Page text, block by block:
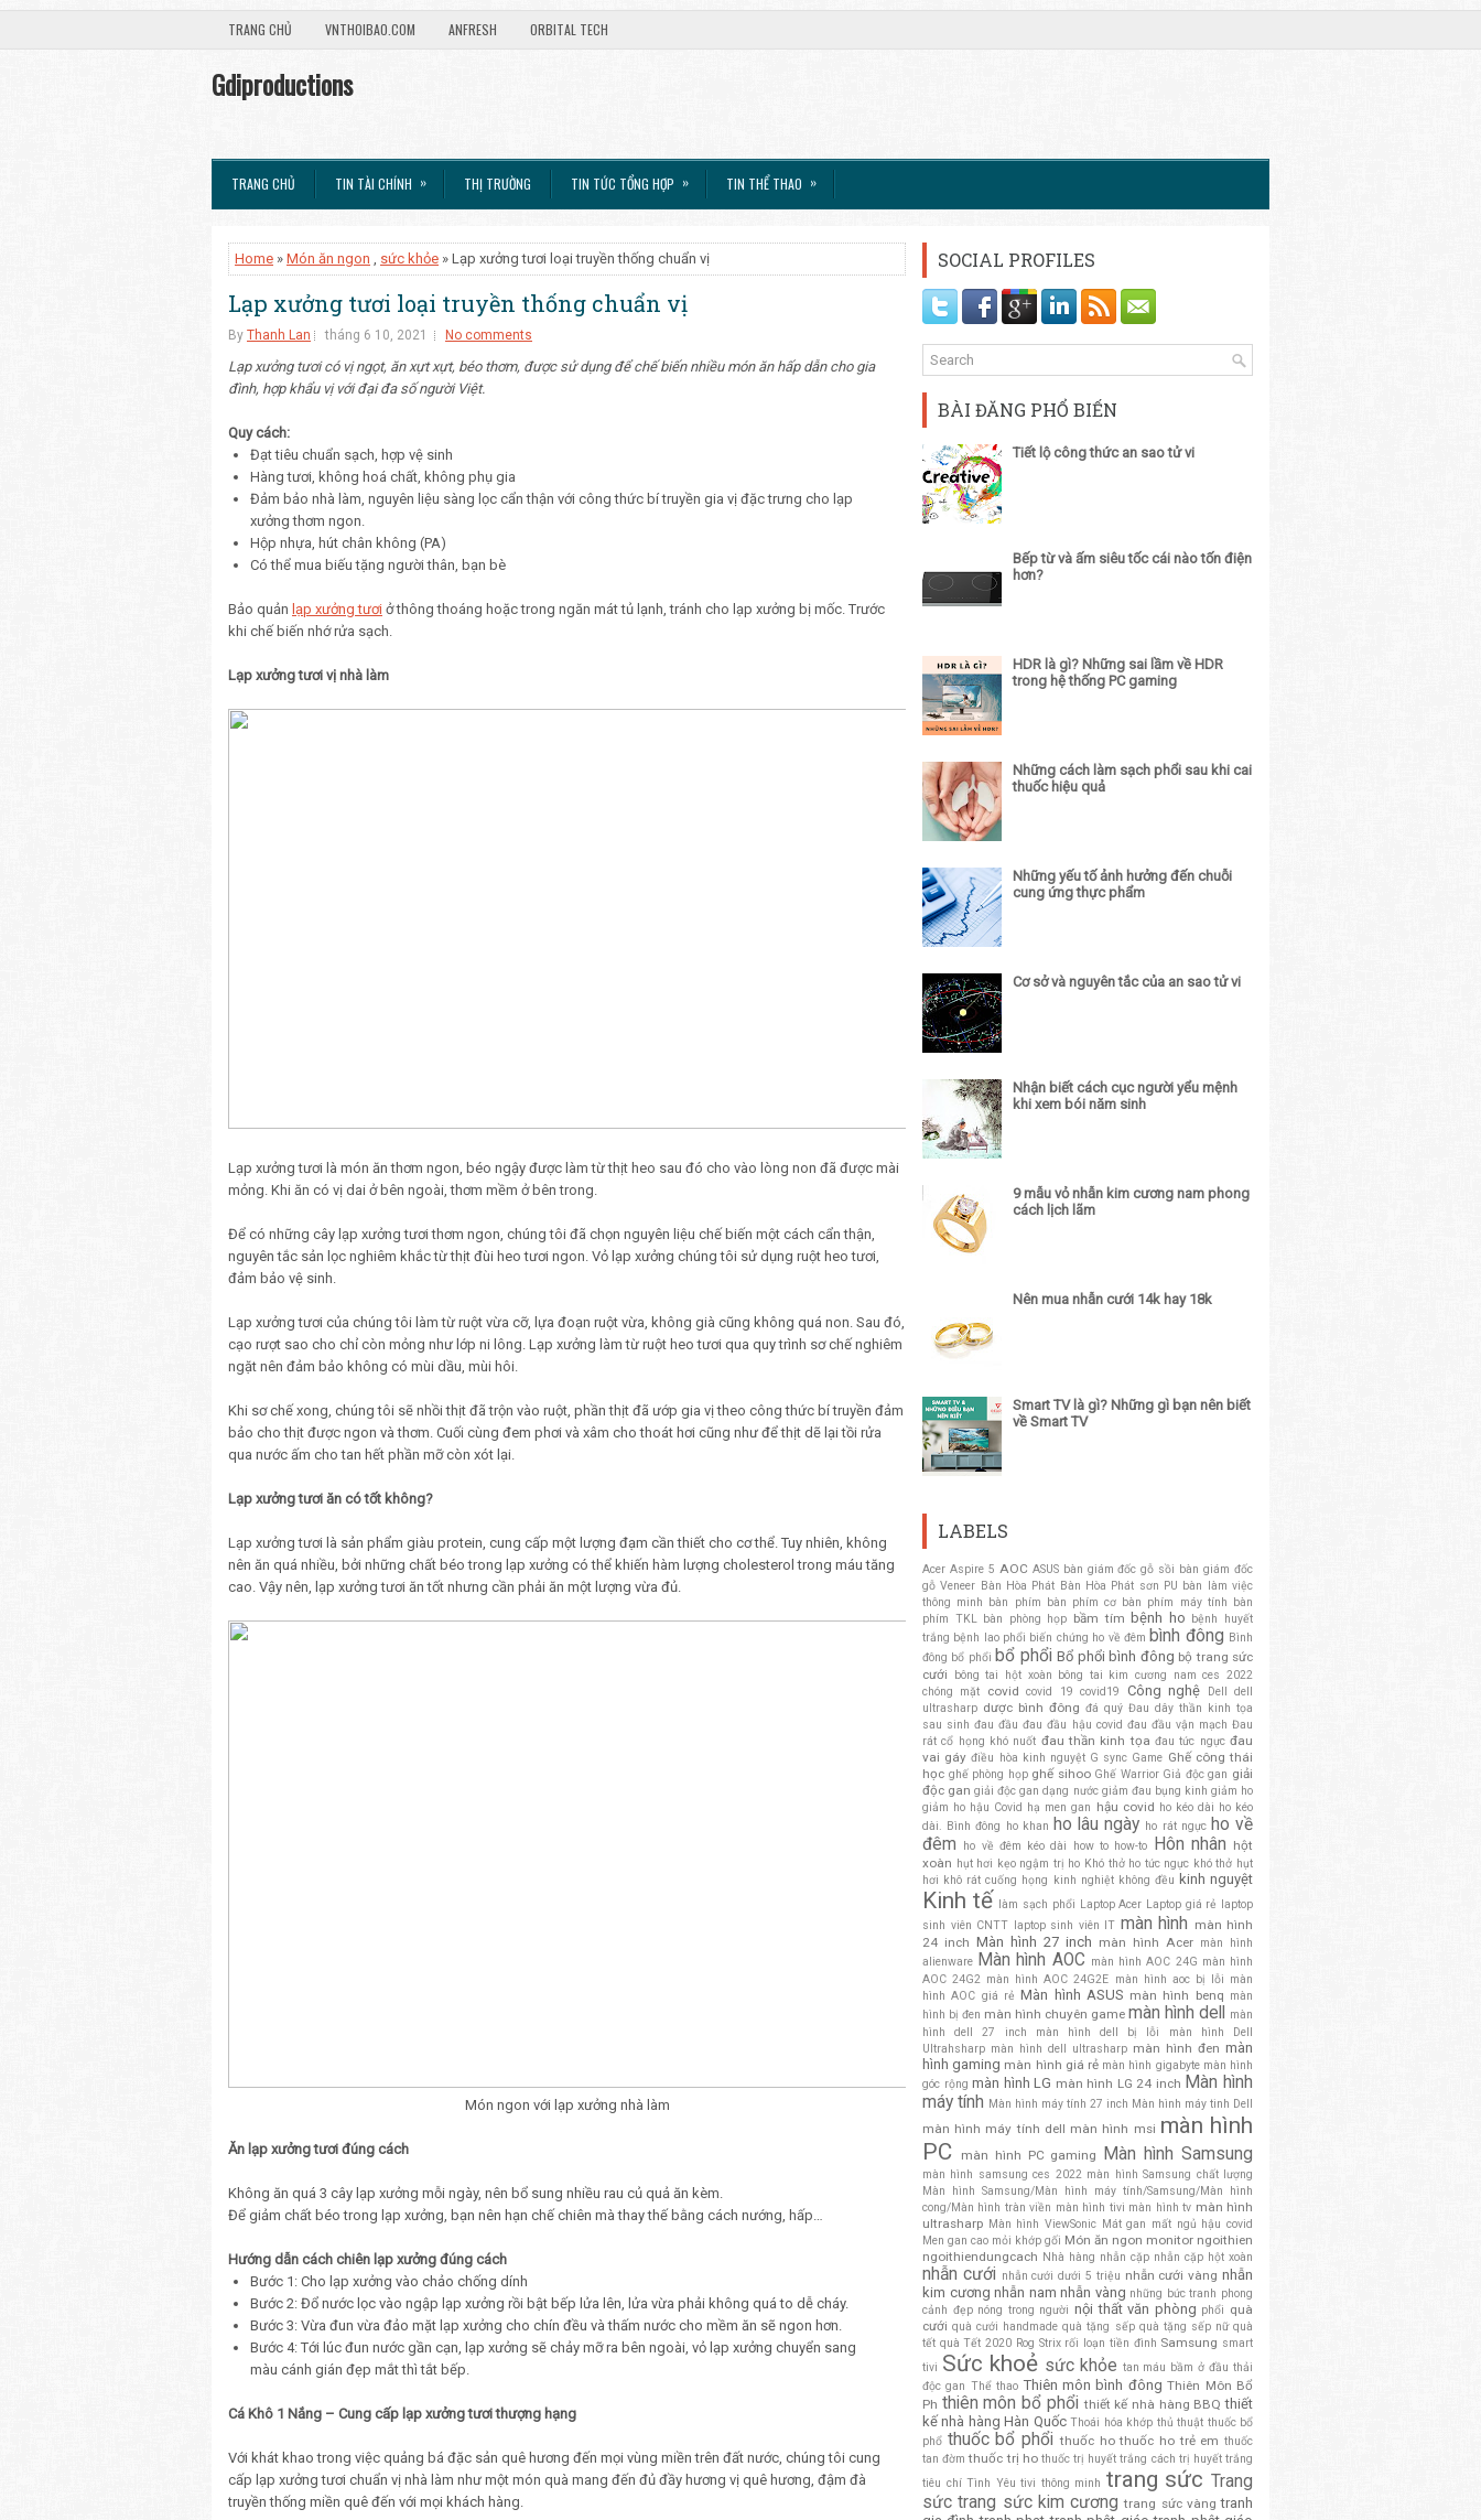
TRANG CHỦ VNTHOIBAO.COM ANFRESH ORBITAL TECH
Gdiproductions
TRANG CHỦ TIN TÀI CHÍNH » THỊ TRƯỜNG TIN TỨC TỔNG HỢP » TIN THỂ THAO »
Home » Món ăn ngon , sức khỏe » Lạp xưởng tươi loại truyền thống chuẩn vị
Lạp xưởng tươi loại truyền thống chuẩn vị
By Thanh Lan tháng 6 10, 2021 No comments
Lạp xưởng tươi có vị ngọt, ăn xựt xựt, béo thơm, được sử dụng để chế biến nhiều món ăn hấp dẫn cho gia
đình, hợp khẩu vị với đại đa số người Việt.
Quy cách:
Đạt tiêu chuẩn sạch, hợp vệ sinh
Hàng tươi, không hoá chất, không phụ gia
Đảm bảo nhà làm, nguyên liệu sàng lọc cẩn thận với công thức bí truyền gia vị đặc trưng cho lạp
xưởng thơm ngon.
Hộp nhựa, hút chân không (PA)
Có thể mua biếu tặng người thân, bạn bè
Bảo quản lạp xưởng tươi ở thông thoáng hoặc trong ngăn mát tủ lạnh, tránh cho lạp xưởng bị mốc. Trước
khi chế biến nhớ rửa sạch.
Lạp xưởng tươi vị nhà làm
Lạp xưởng tươi là món ăn thơm ngon, béo ngậy được làm từ thịt heo sau đó cho vào lòng non đã được mài
mỏng. Khi ăn có vị dai ở bên ngoài, thơm mềm ở bên trong.
Để có những cây lạp xưởng tươi thơm ngon, chúng tôi đã chọn nguyên liệu chế biến một cách cẩn thận,
nguyên tắc sản lọc nghiêm khắc từ thịt đùi heo tươi ngon. Vỏ lạp xưởng chúng tôi sử dụng ruột heo tươi,
đảm bảo vệ sinh.
Lạp xưởng tươi của chúng tôi làm từ ruột vừa cỡ, lựa đoạn ruột vừa, không già cũng không quá non. Sau đó,
cạo rượt sao cho chỉ còn mỏng như lớp ni lông. Lạp xưởng làm từ ruột heo tươi qua quy trình sơ chế nghiêm
ngặt nên đảm bảo không có mùi dầu, mùi hôi.
Khi sơ chế xong, chúng tôi sẽ nhồi thịt đã trộn vào ruột, phần thịt đã ướp gia vị theo công thức bí truyền đảm
bảo cho thịt được ngon và thơm. Cuối cùng đem phơi và xâm cho thoát hơi cũng như để thịt dẽ lại tồi rửa
qua nước ấm cho tan hết phần mỡ còn xót lại.
Lạp xưởng tươi ăn có tốt không?
Lạp xưởng tươi là sản phẩm giàu protein, cung cấp một lượng đạm cần thiết cho cơ thể. Tuy nhiên, không
nên ăn quá nhiều, bởi những chất béo trong lạp xưởng có thể khiến hàm lượng cholesterol trong máu tăng
cao. Vậy nên, lạp xưởng tươi ăn tốt nhưng cần phải ăn một lượng vừa đủ.
Món ngon với lạp xưởng nhà làm
Ăn lạp xưởng tươi đúng cách
Không ăn quá 3 cây lạp xưởng mỗi ngày, nên bổ sung nhiều rau củ quả ăn kèm.
Để giảm chất béo trong lạp xưởng, bạn nên hạn chế chiên mà thay thế bằng cách nướng, hấp…
Hướng dẫn cách chiên lạp xưởng đúng cách
Bước 1: Cho lạp xưởng vào chảo chống dính
Bước 2: Đổ nước lọc vào ngập lạp xưởng rồi bật bếp lửa lên, lửa vừa phải không quá to dễ cháy.
Bước 3: Vừa đun vừa đảo mặt lạp xưởng cho chín đều và thấm nước cho mềm ăn sẽ ngon hơn.
Bước 4: Tới lúc đun nước gần cạn, lạp xưởng sẽ chảy mỡ ra bên ngoài, vỏ lạp xưởng chuyển sang
màu cánh gián đẹp mắt thì tắt bếp.
Cá Khô 1 Nắng – Cung cấp lạp xưởng tươi thượng hạng
Với khát khao trong việc quảng bá đặc sản quê hương đến mọi vùng miền trên đất nước, chúng tôi cung
cấp lạp xưởng tươi chuẩn vị nhà làm như một món quà mang đến đủ đầy hương vị quê hương, đậm đà
truyền thống miền quê đến với mọi khách hàng.
SOCIAL PROFILES
BÀI ĐĂNG PHỔ BIẾN
Tiết lộ công thức an sao tử vi
Bếp từ và ấm siêu tốc cái nào tốn điện
hơn?
HDR là gì? Những sai lầm về HDR
trong hệ thống PC gaming
Những cách làm sạch phổi sau khi cai
thuốc hiệu quả
Những yếu tố ảnh hưởng đến chuỗi
cung ứng thực phẩm
Cơ sở và nguyên tắc của an sao tử vi
Nhận biết cách cục người yểu mệnh
khi xem bói năm sinh
9 mẫu vỏ nhẫn kim cương nam phong
cách lịch lãm
Nên mua nhẫn cưới 14k hay 18k
Smart TV là gì? Những gì bạn nên biết
về Smart TV
LABELS
Acer Aspire 5 AOC ASUS bàn giám đốc gỗ sồi bàn giám đốc
gỗ Veneer Bàn Hòa Phát Bàn Hòa Phát sơn PU bàn làm việc
thông minh bàn phím bàn phím cơ bàn phím máy tính bàn
phím TKL bàn phòng họp bầm tím bệnh ho bệnh huyết
trắng bệnh lao phổi biến chứng ho về đêm bình đông Bình
đông bổ phổi bổ phổi Bổ phổi bình đông bộ trang sức
cưới
bông tai hột xoàn bông tai kim cương nam ces 2022
chóng mặt
covid covid 19 covid19 Công nghệ Dell dell
ultrasharp dược bình đông đá quý Đau dây thần kinh tọa
sau sinh đau đầu đau đầu hậu covid đau đầu vận mạch Đau
rát cổ họng khó nuốt đau thần kinh tọa đau tức ngực đau
vai gáy điều hòa kinh nguyệt G sync Game Ghế công thái
học ghế phòng họp ghế sihoo Ghế Warrior Giả độc gan giải
độc gan giải độc gan dạng nước giảm đau bụng kinh giảm ho
giảm ho hậu Covid hạ men gan hậu covid ho kéo dài ho kéo
dài. Bình đông ho khan ho lâu ngày ho rát ngực ho về
đêm
ho về đêm kéo dài how to how-to Hôn nhân hột
xoàn hụt hơi kẹo ngậm trị ho Khó thở ho tức ngực khó thở hụt
hơi khô rát cuống họng kinh nghiệt không đều kinh nguyệt
Kinh tế làm sạch phổi Laptop Acer Laptop giá rẻ laptop
sinh viên CNTT laptop sinh viên IT màn hình màn hình
24 inch Màn hình 27 inch màn hình Acer màn hình
alienware Màn hình AOC màn hình AOC 24G màn hình
AOC 24G2 màn hình AOC 24G2E màn hình aoc bị lỗi màn
hình AOC giá rẻ Màn hình ASUS màn hình benq màn
hình bị đen màn hình chuyên game màn hình dell
màn
hình dell 27 inch
màn hình dell bị lỗi
màn hình Dell
Ultrahsharp màn hình dell ultrasharp màn hình đen màn
hình gaming màn hình giá rẻ màn hình gigabyte màn hình
góc rộng màn hình LG màn hình LG 24 inch Màn hình
máy tính Màn hình máy tính 27 inch Màn hình máy tinh Dell
màn hình máy tính dell màn hình msi màn hình
PC
màn hình PC gaming Màn hình Samsung
màn hình samsung ces 2022 màn hình Samsung chất lượng
Màn hình Samsung/Màn hình máy tính/Samsung/Màn hình
cong/Màn hình tràn viền màn hình tivi màn hình tv màn hình
ultrasharp Màn hình ViewSonic Mát gan mất ngủ hậu covid
Men gan cao mỏi khớp gối Món ăn ngon monitor ngoithien
ngoithiendungcach Nhà hàng nhẫn cặp nhẫn cặp hột xoàn
nhẫn cưới nhẫn cưới dưới 5 triệu nhẫn cưới vàng nhẫn
kim cương nhẫn nam nhẫn vàng những bức tranh phong
cảnh đẹp nóng trong người nội thất văn phòng phổi quà
cưới quà cưới handmade quà tặng sếp quà tặng sếp nữ quà
tết quà Tết 2020 Rog Strix rối loạn tiền đình Samsung smart
tivi Sức khoẻ sức khỏe tan máu bầm ở đầu thải
độc gan Thể thao Thiên môn bình đông Thiên Môn Bổ
Ph thiên môn bổ phổi thiết kế nhà hàng BBQ thiết
kế nhà hàng Hàn Quốc Thoái hóa khớp thủ thuật thuốc bổ
phổ thuốc bổ phổi thuốc ho thuốc ho trẻ em thuốc
tan đờm thuốc trị ho thuốc trị huyết trắng cách trị huyết trắng
tiêu chí Tình Yêu tivi thông minh trang sức Trang
sức trang sức kim cương trang sức vàng tranh